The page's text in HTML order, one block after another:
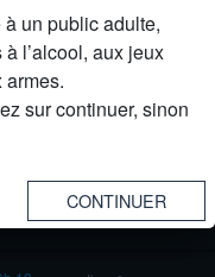
un public adulte,
l’alcool, aux jeux
armes.
sur continuer, sinon
Il y a 6 ans
Il y a 6 ans
Il y a 6 ans